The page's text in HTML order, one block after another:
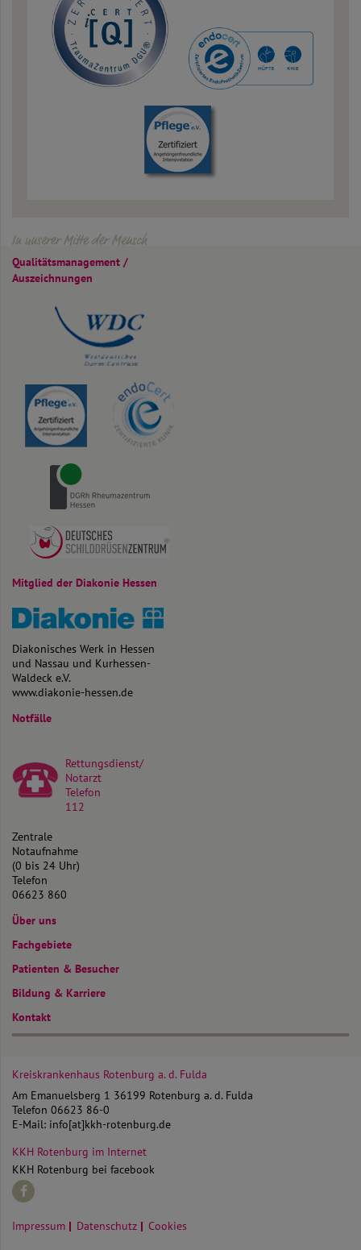
Qualitäts­management /
Auszeichnungen
Mitglied der Diakonie Hessen
Diakonisches Werk in Hessen
und Nassau und Kurhessen-
Waldeck e.V.
www.diakonie-hessen.de
Notfälle
Rettungsdienst/
Notarzt
Telefon
112
Zentrale
Notaufnahme
(0 bis 24 Uhr)
Telefon
06623 860
Über uns
Fachgebiete
Patienten & Besucher
Bildung & Karriere
Kontakt
Kreiskrankenhaus Rotenburg a. d. Fulda
Am Emanuelsberg 1 36199 Rotenburg a. d. Fulda
Telefon 06623 86-0
E-Mail: info[at]kkh-rotenburg.de
KKH Rotenburg im Internet
KKH Rotenburg bei facebook
Impressum Datenschutz Cookies